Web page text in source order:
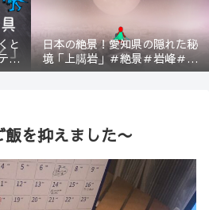
と
ィ
日本の絶景！愛知県の隠れた秘
境「上臈岩」＃絶景＃岩峰＃新
城＃スリル＃宇連山
を抑えました〜